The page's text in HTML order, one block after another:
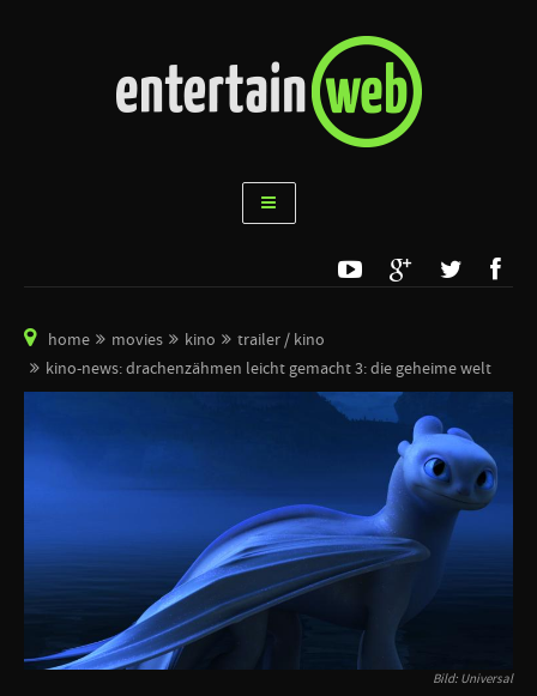
home movies kino
trailer / kino
kino-news: drachenzähmen leicht gemacht 3: die geheime welt
Bild: Universal